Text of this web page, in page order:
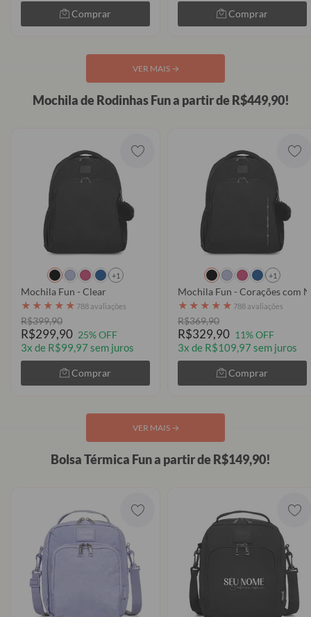
Comprar Comprar
VER MAIS →
Mochila de Rodinhas Fun a partir de R$449,90!
+1
Mochila Fun - Clear
★ ★ ★ ★ ★ 788 avaliações
R$399,90
R$299,90 25% OFF
3x de R$99,97 sem juros
Comprar
+1
Mochila Fun - Corações com
★ ★ ★ ★ ★ 788 avaliações
R$369,90
R$329,90 11% OFF
3x de R$109,97 sem juros
Comprar
VER MAIS →
Bolsa Térmica Fun a partir de R$149,90!